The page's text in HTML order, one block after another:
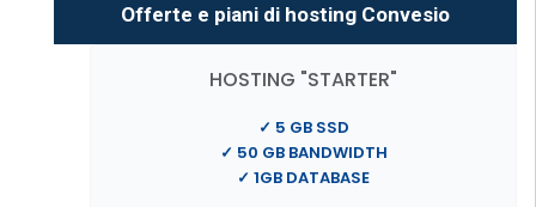
Offerte e piani di hosting Convesio
HOSTING "STARTER"
✓ 5 GB SSD
✓ 50 GB BANDWIDTH
✓ 1GB DATABASE